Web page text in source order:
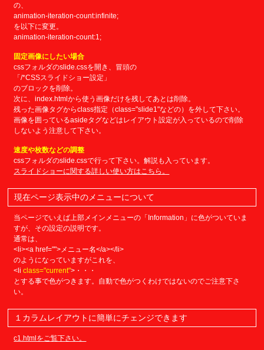
の、
animation-iteration-count:infinite;
を以下に変更。
animation-iteration-count:1;
固定画像にしたい場合
cssフォルダのslide.cssを開き、冒頭の
「/*CSSスライドショー設定」
のブロックを削除。
次に、index.htmlから使う画像だけを残してあとは削除。
残った画像タグからclass指定（class="slide1"などの）を外して下さい。
画像を囲っているasideタグなどはレイアウト設定が入っているので削除
しないよう注意して下さい。
速度や枚数などの調整
cssフォルダのslide.cssで行って下さい。解説も入っています。
スライドショーに関する詳しい使い方はこちら。
現在ページ表示中のメニューについて
当ページでいえば上部メインメニューの「Information」に色がついていま
すが、その設定の説明です。
通常は、
<li><a href="">メニュー名</a></li>
のようになっていますがこれを、
<liclass="current">・・・
とする事で色がつきます。自動で色がつくわけではないのでご注意下さ
い。
１カラムレイアウトに簡単にチェンジできます
c1.htmlをご覧下さい。